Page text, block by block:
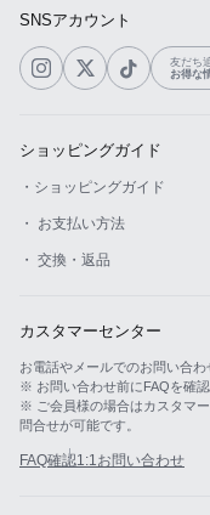
SNSアカウント
友だち
お得な
ショッピングガイド
・ショッピングガイド
・ お支払い方法
・ 交換・返品
カスタマーセンター
お電話やメールでのお問い合わ
※ お問い合わせ前にFAQを確
※ ご会員様の場合はカスタマ
問合せが可能です。
FAQ確認1:1お問い合わせ